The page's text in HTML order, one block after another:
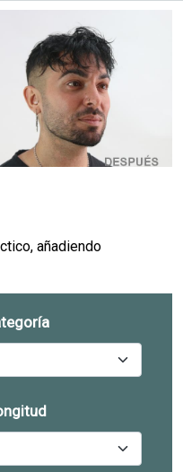
añadiendo